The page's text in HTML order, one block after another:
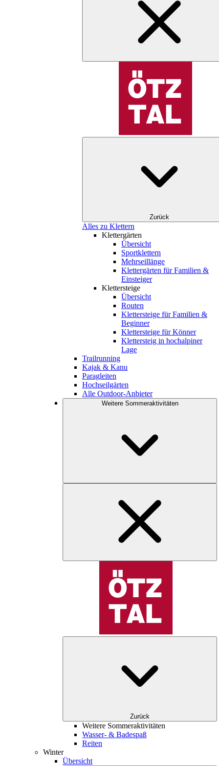
Zurück
Alles zu Klettern
Klettergärten
Übersicht
Sportklettern
Mehrseillänge
Klettergärten für Familien &
Einsteiger
Klettersteige
Übersicht
Routen
Klettersteige für Familien &
Beginner
Klettersteige für Könner
Klettersteig in hochalpiner
Lage
Trailrunning
Kajak & Kanu
Paragleiten
Hochseilgärten
Alle Outdoor-Anbieter
Weitere Sommeraktivitäten
Zurück
Weitere Sommeraktivitäten
Wasser- & Badespaß
Reiten
Winter
Übersicht